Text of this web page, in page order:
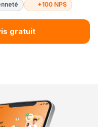
+100 NPS
gratuit